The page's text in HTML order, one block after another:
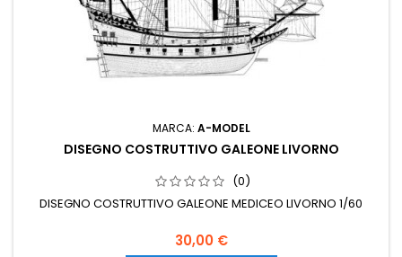
MARCA: A-MODEL
DISEGNO COSTRUTTIVO GALEONE LIVORNO
(0)
DISEGNO COSTRUTTIVO GALEONE MEDICEO LIVORNO 1/60
30,00 €